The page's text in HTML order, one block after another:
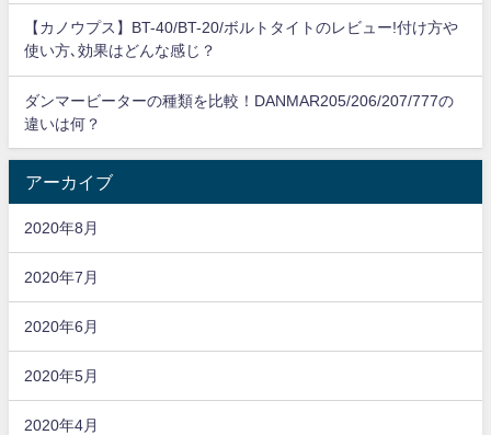
【カノウプス】BT-40/BT-20/ボルトタイトのレビュー!付け方や
使い方､効果はどんな感じ？
ダンマービーターの種類を比較！DANMAR205/206/207/777の
違いは何？
アーカイブ
2020年8月
2020年7月
2020年6月
2020年5月
2020年4月